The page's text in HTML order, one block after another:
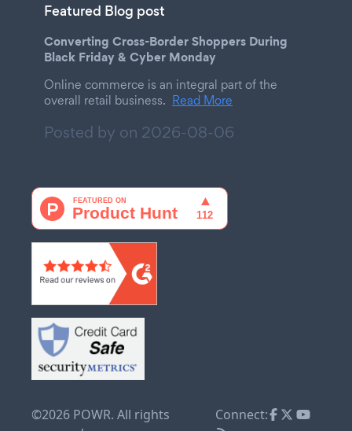
Featured Blog post
Converting Cross-Border Shoppers During
Black Friday & Cyber Monday
Online commerce is an integral part of the
overall retail business. Read More
Posted by on 2026-08-06
©2026 POWR. All rights
Connect: